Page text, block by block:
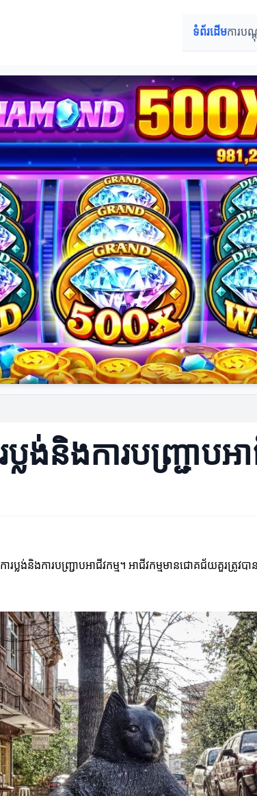
ទំព័រដើមការប
ង់និងការបញ្ជ្រាបអា
រប្លង់និងការបញ្ជ្រាបអាជីវកម្ម។ អាជីវកម្មមានជោគជ័យគួរត្